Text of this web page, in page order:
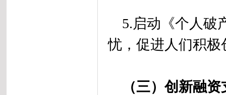
5.启动《个人破
忧，促进人们积极
（三）创新融